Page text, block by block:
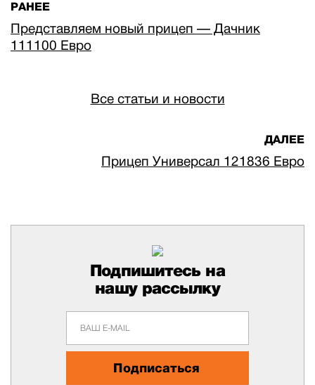
РАНЕЕ
Представляем новый прицеп — Дачник
111100 Евро
Все статьи и новости
ДАЛЕЕ
Прицеп Универсал 121836 Евро
Подпишитесь на
нашу рассылку
Подписаться